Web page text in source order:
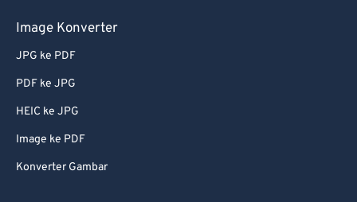
Image Konverter
JPG ke PDF
PDF ke JPG
HEIC ke JPG
Image ke PDF
Konverter Gambar